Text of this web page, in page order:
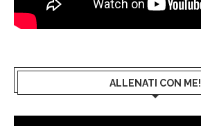
ALLENATI CON ME!